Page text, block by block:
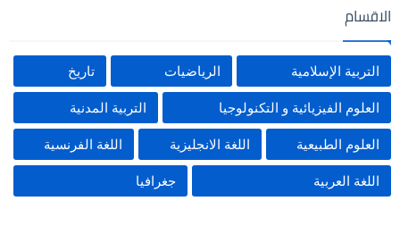
الاقسام
التربية الإسلامية الرياضيات تاريخ
العلوم الفيزيائية و التكنولوجيا التربية المدنية
العلوم الطبيعية اللغة الانجليزية اللغة الفرنسية
اللغة العربية جغرافيا